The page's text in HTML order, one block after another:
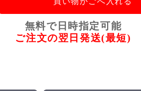
無料で日時指定可能
ご注文の翌日発送(最短)